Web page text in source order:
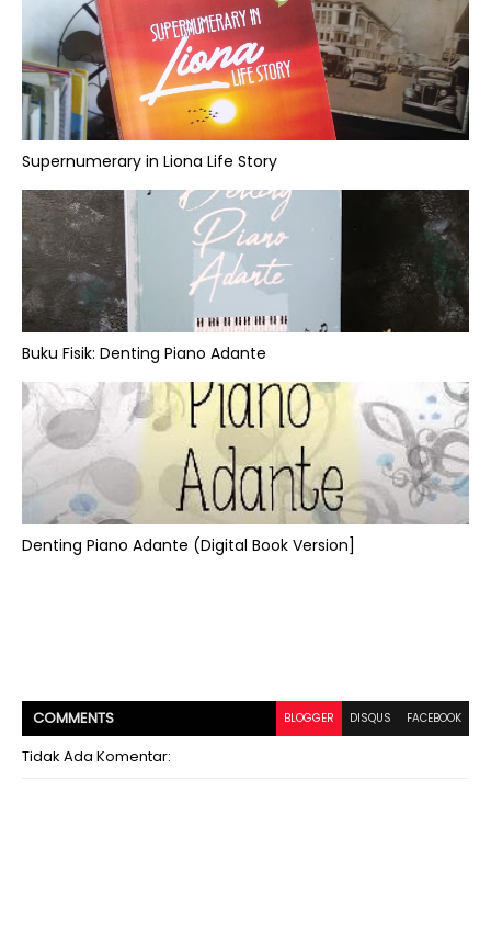
Supernumerary in Liona Life Story
Buku Fisik: Denting Piano Adante
Denting Piano Adante (Digital Book Version]
COMMENTS BLOGGER DISQUS FACEBOOK
Tidak Ada Komentar: